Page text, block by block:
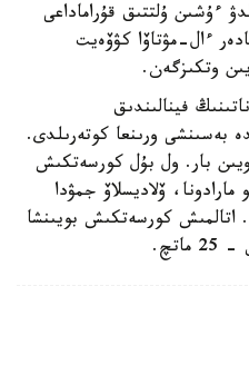
ءۇشىن ۇلتتىق قۇراماداعى
ءال-مۋتاۆا كۋۆەيت
وتكىزگەن.
فينالىندىق
بەسىنشى ورىنعا كوتەرىلدى.
پورتۋگاليالىقتىڭ ەنشىسىندە 22 ويىن بار. ول بۇل كورسەتكىش
مارادونا، ۆلاديسلاۆ جمۋدا
كورسەتكىش بويىنشا